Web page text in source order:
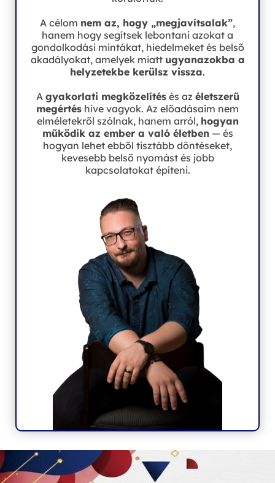
A célom nem az, hogy „megjavítsalak”,
hanem hogy segítsek lebontani azokat a
gondolkodási mintákat, hiedelmeket és belső
akadályokat, amelyek miatt ugyanazokba a
helyzetekbe kerülsz vissza.
A gyakorlati megközelítésés az életszerű
megértés híve vagyok. Az előadásaim nem
elméletekről szólnak, hanem arról, hogyan
működik az ember a való életben— és
hogyan lehet ebből tisztább döntéseket,
kevesebb belső nyomást és jobb
kapcsolatokat építeni.